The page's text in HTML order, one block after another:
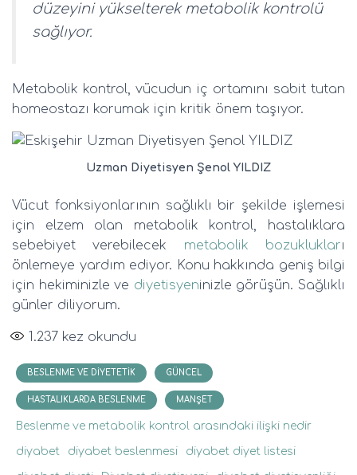
düzeyini yükselterek metabolik kontrolü
sağlıyor.
Metabolik kontrol, vücudun iç ortamını sabit tutan
homeostazı korumak için kritik önem taşıyor.
Uzman Diyetisyen Şenol YILDIZ
Vücut fonksiyonlarının sağlıklı bir şekilde işlemesi
için elzem olan metabolik kontrol, hastalıklara
sebebiyet verebilecek metabolik bozuklukları
önlemeye yardım ediyor. Konu hakkında geniş bilgi
için hekiminizle ve diyetisyeninizle görüşün. Sağlıklı
günler diliyorum.
1.237 kez okundu
BESLENME VE DIYETETIK GÜNCEL
HASTALIKLARDA BESLENME MANŞET
Beslenme ve metabolik kontrol arasındaki ilişki nedir
diyabet diyabet beslenmesi diyabet diyet listesi